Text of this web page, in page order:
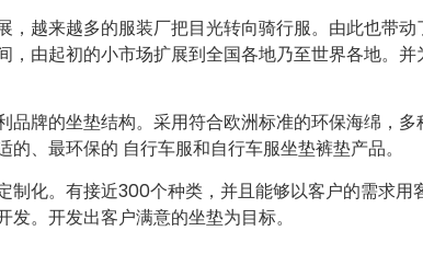
，越来越多的服装厂把目光转向骑行服。由此也带
，由起初的小市场扩展到全国各地乃至世界各地。
品牌的坐垫结构。采用符合欧洲标准的环保海绵，
、最环保的 自行车服和自行车服坐垫裤垫产品。
制化。有接近300个种类，并且能够以客户的需求
。开发出客户满意的坐垫为目标。